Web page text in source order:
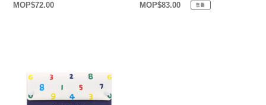
定
MOP$72.00
定
MOP$83.00 售罄